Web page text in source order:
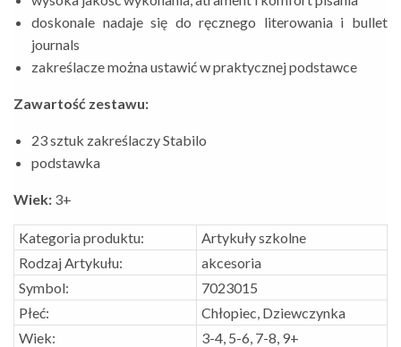
doskonale nadaje się do ręcznego literowania i bullet
journals
zakreślacze można ustawić w praktycznej podstawce
Zawartość zestawu:
23 sztuk zakreślaczy Stabilo
podstawka
Wiek: 3+
Kategoria produktu:
Artykuły szkolne
Rodzaj Artykułu:
akcesoria
Symbol:
7023015
Płeć:
Chłopiec, Dziewczynka
Wiek:
3-4, 5-6, 7-8, 9+